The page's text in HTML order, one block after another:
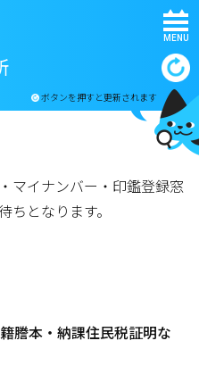
MENU
ボタンを押すと更新されます
マイナンバー・印鑑登録窓
ちとなります。
謄本・納課住民税証明な